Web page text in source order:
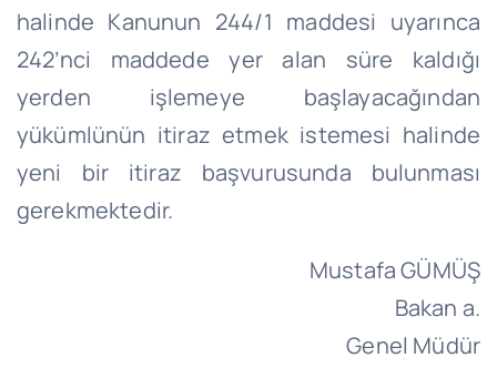
halinde Kanunun 244/1 maddesi uyarınca
242’nci maddede yer alan süre kaldığı
yerden işlemeye başlayacağından
yükümlünün itiraz etmek istemesi halinde
yeni bir itiraz başvurusunda bulunması
gerekmektedir.
Mustafa GÜMÜŞ
Bakan a.
Genel Müdür